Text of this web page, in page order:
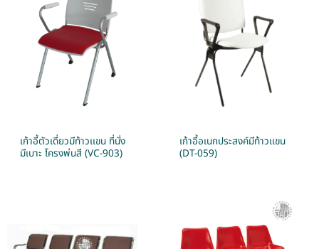
เก้าอี้ตัวเดี่ยวมีท้าวเเขน ที่นั่ง
มีเบาะ โครงพ่นสี (VC-903)
เก้าอี้อเนกประสงค์มีท้าวเเขน
(DT-059)